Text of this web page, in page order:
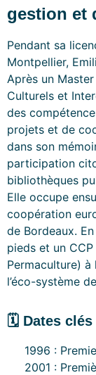
gestion et
Pendant sa
Montpellier,
Après un
Culturels et
des
projets et de
dans son
participation
bibliothèques
Elle occupe
coopération
de Bordeaux.
pieds et un
Permaculture) à
l’éco-système
🗓 Dates clés
1996 :
2001 :